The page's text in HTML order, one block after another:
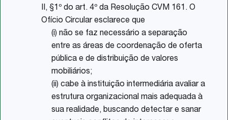
II, §1º do art. 4º da Resolução CVM 161. O
Ofício Circular esclarece que
(i) não se faz necessário a separação
entre as áreas de coordenação de oferta
pública e de distribuição de valores
mobiliários;
(ii) cabe à instituição intermediária avaliar a
estrutura organizacional mais adequada à
sua realidade, buscando detectar e sanar